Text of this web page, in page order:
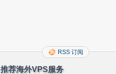
RSS 订阅
推荐海外VPS服务